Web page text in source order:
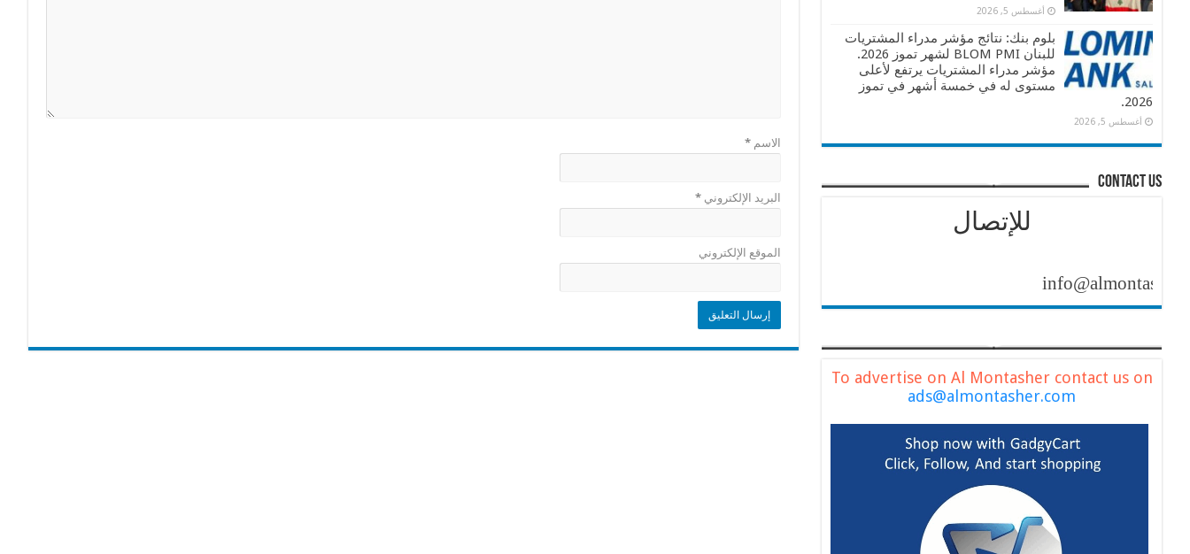
الاسم *
البريد الإلكتروني *
الموقع الإلكتروني
أغسطس 5, 2026
بلوم بنك: نتائج مؤشر مدراء المشتريات
للبنان BLOM PMI لشهر تموز 2026.
مؤشر مدراء المشتريات يرتفع لأعلى
مستوى له في خمسة أشهر في تموز
2026.
أغسطس 5, 2026
contact us
للإتصال
info@almontasher.com
To advertise on Al Montasher contact us on
ads@almontasher.com